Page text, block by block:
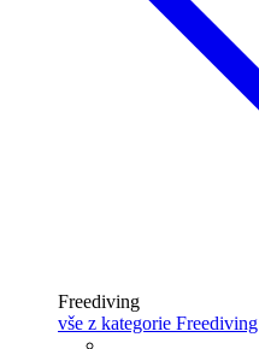
Freediving
vše z kategorie Freediving